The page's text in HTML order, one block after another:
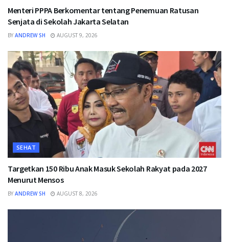
Menteri PPPA Berkomentar tentang Penemuan Ratusan
Senjata di Sekolah Jakarta Selatan
BY ANDREW SH AUGUST 9, 2026
SEHAT
Targetkan 150 Ribu Anak Masuk Sekolah Rakyat pada 2027
Menurut Mensos
BY ANDREW SH AUGUST 8, 2026